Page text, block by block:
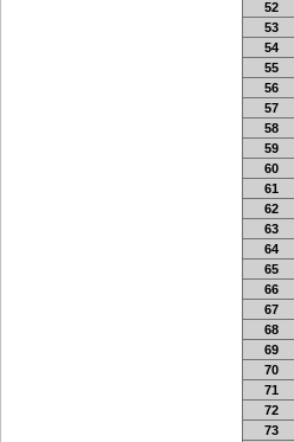
52
53
54
55
56
57
58
59
60
61
62
63
64
65
66
67
68
69
70
71
72
73